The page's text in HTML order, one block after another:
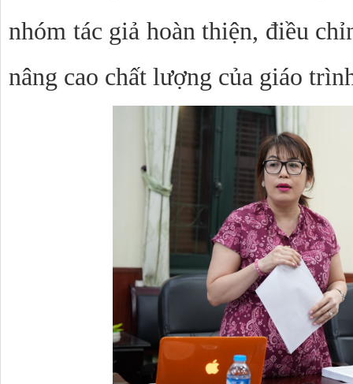
nhóm tác giả hoàn thiện, điều
nâng cao chất lượng của giáo